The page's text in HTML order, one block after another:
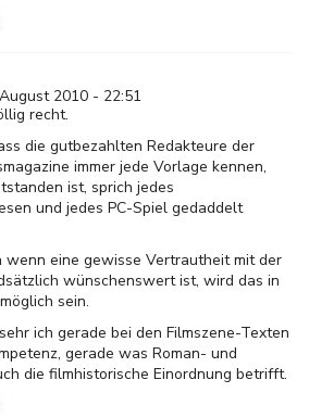
2010 - 22:51
recht.
die gutbezahlten Redakteure der
immer jede Vorlage kennen,
ist, sprich jedes
und jedes PC-Spiel gedaddelt
wenn eine gewisse Vertrautheit mit der
wünschenswert ist, wird das in
sein.
ich gerade bei den Filmszene-Texten
gerade was Roman- und
die filmhistorische Einordnung betrifft.